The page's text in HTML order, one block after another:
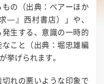
の（出典：ベアーほか
―』西村書店）」や、
発生する、意識の一時的
こと（出典：堀忠雄編
挙げられます。
れの悪いような印象で